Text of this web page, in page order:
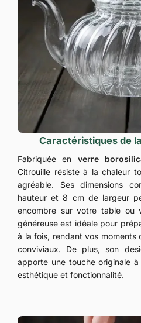
Caractéristiques de
Fabriquée en verre
Citrouille résiste à la chaleur
agréable. Ses dimensions
hauteur et 8 cm de largeur
encombre sur votre table ou
généreuse est idéale pour
à la fois, rendant vos moments
conviviaux. De plus, son
apporte une touche originale
esthétique et fonctionnalité.